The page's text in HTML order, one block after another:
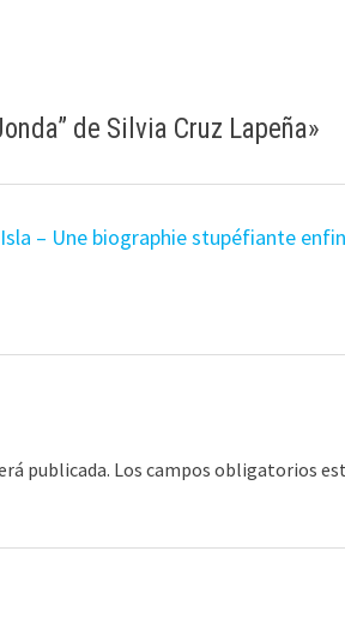
de Silvia Cruz Lapeña»
– Une biographie stupéfiante
publicada. Los campos obligatorios